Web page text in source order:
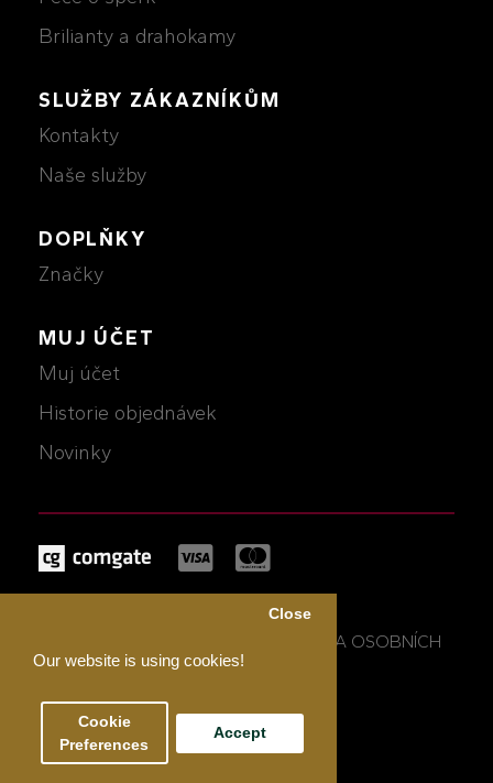
Our website is using cookies!
Close
Cookie
Preferences
Accept
Brilianty a drahokamy
SLUŽBY ZÁKAZNÍKŮM
Kontakty
Naše služby
DOPLŇKY
Značky
MUJ ÚČET
Muj účet
Historie objednávek
Novinky
OBCHODNÍ PODMÍNKY A OCHRANA OSOBNÍCH
ÚDAJŮ